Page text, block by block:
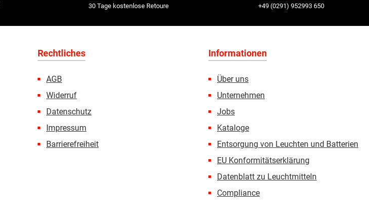
30 Tage kostenlose Retoure +49 (0291) 952993 650
Rechtliches
AGB
Widerruf
Datenschutz
Impressum
Barrierefreiheit
Informationen
Über uns
Unternehmen
Jobs
Kataloge
Entsorgung von Leuchten und Batterien
EU Konformitätserklärung
Datenblatt zu Leuchtmitteln
Compliance